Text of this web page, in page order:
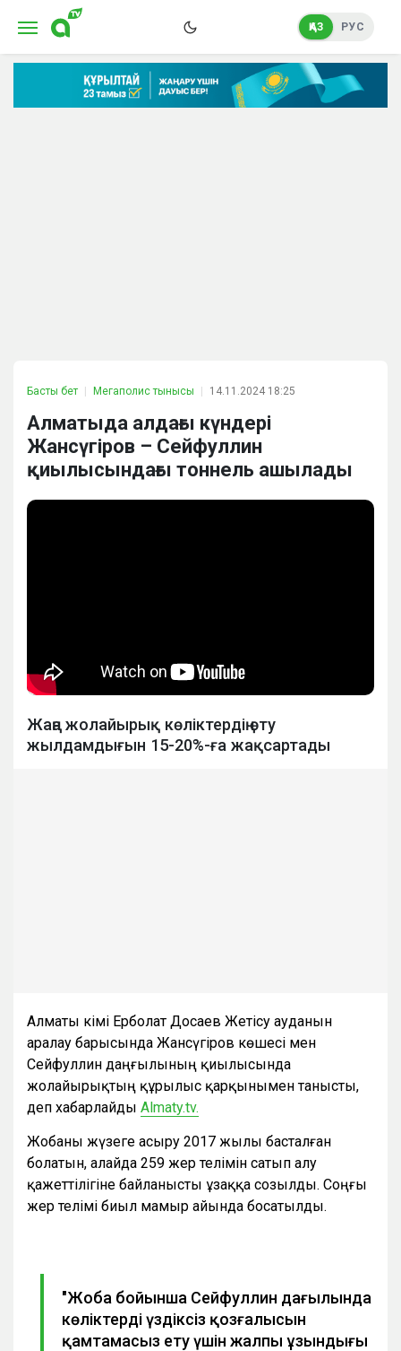
ҚАЗ РУС
Басты бет Мегаполис тынысы 14.11.2024 18:25
Алматыда алдағы күндері
Жансүгіров – Сейфуллин
қиылысындағы тоннель ашылады
Жаңа жолайырық көліктердің өту
жылдамдығын 15-20%-ға жақсартады
Алматы әкімі Ерболат Досаев Жетісу ауданын
аралау барысында Жансүгіров көшесі мен
Сейфуллин даңғылының қиылысында
жолайырықтың құрылыс қарқынымен танысты,
деп хабарлайды Аlmaty.tv.
Жобаны жүзеге асыру 2017 жылы басталған
болатын, алайда 259 жер телімін сатып алу
қажеттілігіне байланысты ұзаққа созылды. Соңғы
жер телімі биыл мамыр айында босатылды.
"Жоба бойынша Сейфуллин даңғылында
көліктердің үздіксіз қозғалысын
қамтамасыз ету үшін жалпы ұзындығы